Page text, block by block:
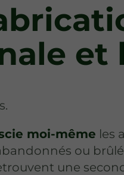
et
moi-même les
ou
une